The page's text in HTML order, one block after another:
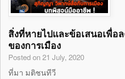
สิ่งที่หายไปและข้อเสนอเพื่อ
ของการเมือง
Posted on 21 July, 2020
ที่มา มติชนทีวี